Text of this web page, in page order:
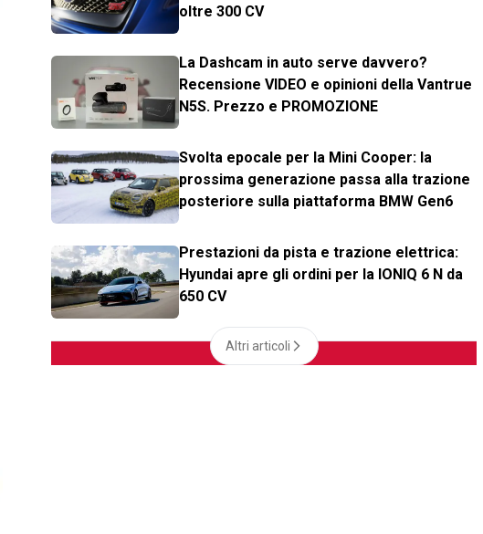
oltre 300 CV
La Dashcam in auto serve davvero?
Recensione VIDEO e opinioni della Vantrue
N5S. Prezzo e PROMOZIONE
Svolta epocale per la Mini Cooper: la
prossima generazione passa alla trazione
posteriore sulla piattaforma BMW Gen6
Prestazioni da pista e trazione elettrica:
Hyundai apre gli ordini per la IONIQ 6 N da
650 CV
Altri articoli